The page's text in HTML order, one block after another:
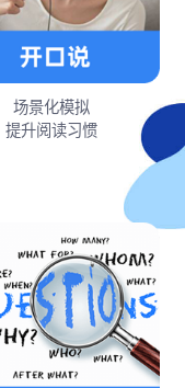
场景化模拟
提升阅读习惯